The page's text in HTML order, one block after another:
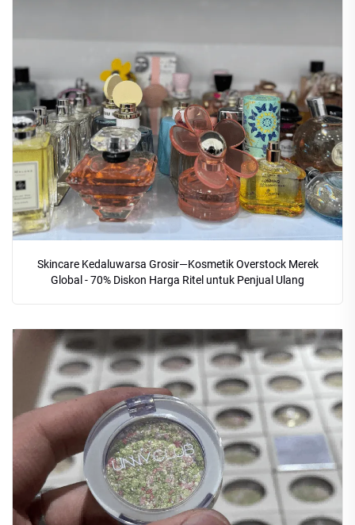
Skincare Kedaluwarsa Grosir—Kosmetik Overstock Merek
Global - 70% Diskon Harga Ritel untuk Penjual Ulang